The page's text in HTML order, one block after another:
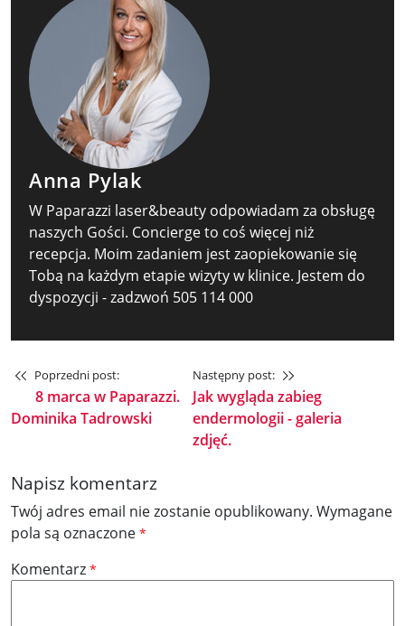
Anna Pylak
W Paparazzi laser&beauty odpowiadam za obsługę
naszych Gości. Concierge to coś więcej niż
recepcja. Moim zadaniem jest zaopiekowanie się
Tobą na każdym etapie wizyty w klinice. Jestem do
dyspozycji - zadzwoń 505 114 000
Poprzedni post:
8 marca w Paparazzi.
Dominika Tadrowski
Następny post:
Jak wygląda zabieg
endermologii - galeria
zdjęć.
Napisz komentarz
Twój adres email nie zostanie opublikowany. Wymagane
pola są oznaczone *
Komentarz *